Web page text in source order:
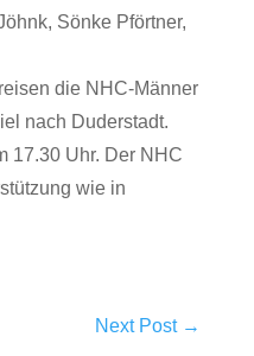
Sönke Pförtner,
die NHC-Männer
nach Duderstadt.
17.30 Uhr. Der NHC
wie in
Next Post→